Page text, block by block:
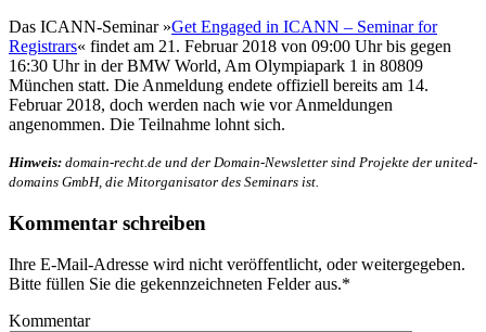
Das ICANN-Seminar »Get Engaged in ICANN – Seminar for
Registrars« findet am 21. Februar 2018 von 09:00 Uhr bis gegen
16:30 Uhr in der BMW World, Am Olympiapark 1 in 80809
München statt. Die Anmeldung endete offiziell bereits am 14.
Februar 2018, doch werden nach wie vor Anmeldungen
angenommen. Die Teilnahme lohnt sich.
Hinweis: domain-recht.de und der Domain-Newsletter sind Projekte der united-
domains GmbH, die Mitorganisator des Seminars ist.
Kommentar schreiben
Ihre E-Mail-Adresse wird nicht veröffentlicht, oder weitergegeben.
Bitte füllen Sie die gekennzeichneten Felder aus.*
Kommentar